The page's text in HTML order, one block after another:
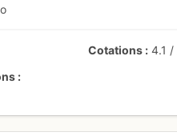
Cotations 4.1 /